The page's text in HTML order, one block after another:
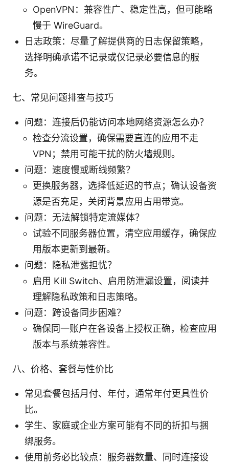
OpenVPN：兼容性广、稳定性高，但可能略
慢于 WireGuard。
日志政策：尽量了解提供商的日志保留策略，
选择明确承诺不记录或仅记录必要信息的服
务。
七、常见问题排查与技巧
问题：连接后仍能访问本地网络资源怎么办？
检查分流设置，确保需要直连的应用不走
VPN；禁用可能干扰的防火墙规则。
问题：速度慢或断线频繁？
更换服务器，选择低延迟的节点；确认设备资
源是否充足，关闭背景应用占用带宽。
问题：无法解锁特定流媒体？
试验不同服务器位置，清空应用缓存，确保应
用版本更新到最新。
问题：隐私泄露担忧？
启用 Kill Switch、启用防泄漏设置，阅读并
理解隐私政策和日志策略。
问题：跨设备同步困难？
确保同一账户在各设备上授权正确，检查应用
版本与系统兼容性。
八、价格、套餐与性价比
常见套餐包括月付、年付，通常年付更具性价
比。
学生、家庭或企业方案可能有不同的折扣与捆
绑服务。
使用前务必比较点：服务器数量、同时连接设